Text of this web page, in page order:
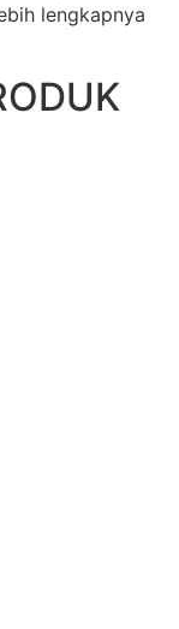
lengkapnya